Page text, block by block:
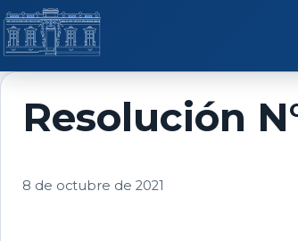
Saltar al contenido
Resolución
8 de octubre de 2021